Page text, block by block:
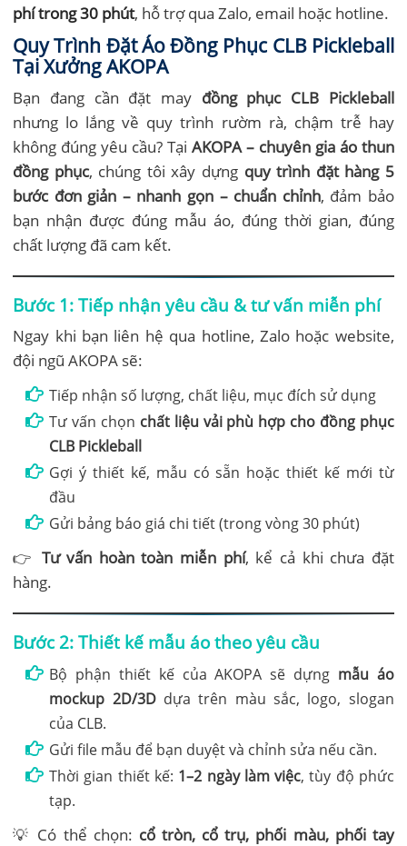
phí trong 30 phút, hỗ trợ qua Zalo, email hoặc hotline.
Quy Trình Đặt Áo Đồng Phục CLB Pickleball
Tại Xưởng AKOPA
Bạn đang cần đặt may đồng phục CLB Pickleball
nhưng lo lắng về quy trình rườm rà, chậm trễ hay
không đúng yêu cầu? Tại AKOPA – chuyên gia áo thun
đồng phục, chúng tôi xây dựng quy trình đặt hàng 5
bước đơn giản – nhanh gọn – chuẩn chỉnh, đảm bảo
bạn nhận được đúng mẫu áo, đúng thời gian, đúng
chất lượng đã cam kết.
Bước 1: Tiếp nhận yêu cầu & tư vấn miễn phí
Ngay khi bạn liên hệ qua hotline, Zalo hoặc website,
đội ngũ AKOPA sẽ:
Tiếp nhận số lượng, chất liệu, mục đích sử dụng
Tư vấn chọn chất liệu vải phù hợp cho đồng phục
CLB Pickleball
Gợi ý thiết kế, mẫu có sẵn hoặc thiết kế mới từ
đầu
Gửi bảng báo giá chi tiết (trong vòng 30 phút)
👉 Tư vấn hoàn toàn miễn phí, kể cả khi chưa đặt
hàng.
Bước 2: Thiết kế mẫu áo theo yêu cầu
Bộ phận thiết kế của AKOPA sẽ dựng mẫu áo
mockup 2D/3Ddựa trên màu sắc, logo, slogan
của CLB.
Gửi file mẫu để bạn duyệt và chỉnh sửa nếu cần.
Thời gian thiết kế: 1–2 ngày làm việc, tùy độ phức
tạp.
💡 Có thể chọn: cổ tròn, cổ trụ, phối màu, phối tay